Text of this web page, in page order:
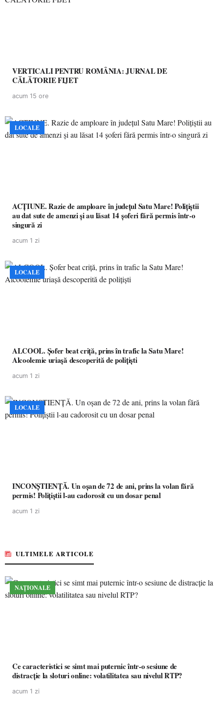
VERTICALI PENTRU ROMÂNIA: JURNAL DE
CĂLĂTORIE FIJET
acum 15 ore
LOCALE
ACȚIUNE. Razie de amploare în județul Satu Mare! Polițiștii
au dat sute de amenzi și au lăsat 14 șoferi fără permis într-o
singură zi
acum 1 zi
LOCALE
ALCOOL. Șofer beat criță, prins în trafic la Satu Mare!
Alcoolemie uriașă descoperită de polițiști
acum 1 zi
LOCALE
INCONȘTIENȚĂ. Un oșan de 72 de ani, prins la volan fără
permis! Polițiștii l-au cadorosit cu un dosar penal
acum 1 zi
ULTIMELE ARTICOLE
NAȚIONALE
Ce caracteristici se simt mai puternic într-o sesiune de
distracție la sloturi online: volatilitatea sau nivelul RTP?
acum 1 zi